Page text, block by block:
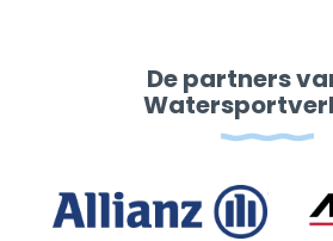
De partners